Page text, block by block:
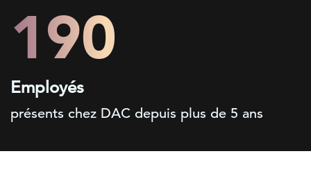
200+
Employés
présents chez DAC depuis plus de 5 ans